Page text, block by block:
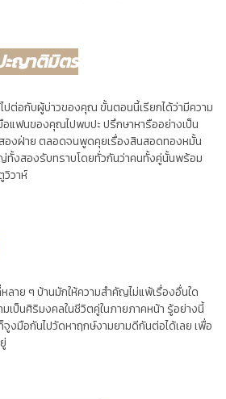
ะญาติมิตร
ต่อกับผู้บ่าวของคุณ ขั้นตอนนี้เรียกได้ว่ามีความ
แฟนของคุณไปพบปะ ปรึกษาหารืออย่างเป็น
สองฝ่าย ตลอดจนพูดคุยเรื่องสินสอดทองหมั้น
ทราบโดยทั่วกันว่าคนทั้งคู่นั้นพร้อม
วิวาห์
าย ๆ บ้านมักให้ความสำคัญไม่แพ้เรื่องอื่นใด
มเป็นศิริมงคลในชีวิตคู่ในภายภาคหน้า รู้อย่างนี้
มือกันไปวัดหาฤกษ์งามยามดีกันต่อได้เลย เพื่อ